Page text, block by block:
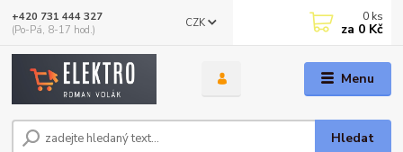
Menu
CZK
Hledat
+420 731 444 327
(Po-Pá, 8-17 hod.)
0 ks
za 0 Kč